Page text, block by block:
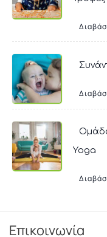
Yoga
Επικοινωνία